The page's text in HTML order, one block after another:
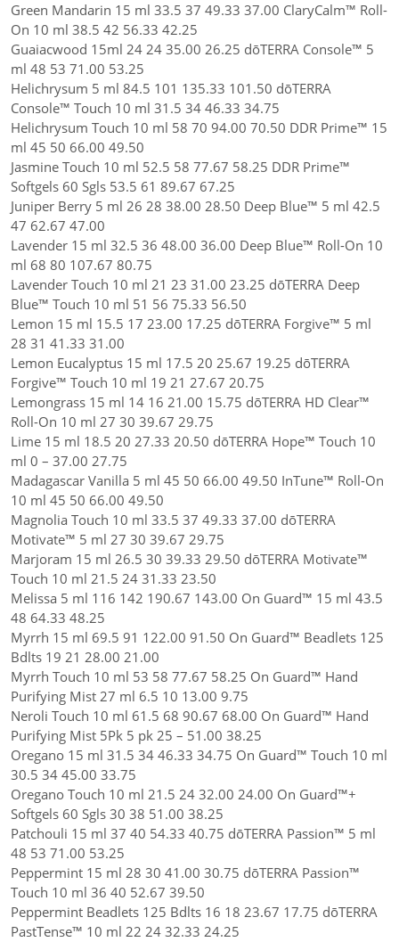
Green Mandarin 15 ml 33.5 37 49.33 37.00 ClaryCalm™ Roll-
On 10 ml 38.5 42 56.33 42.25
Guaiacwood 15ml 24 24 35.00 26.25 dōTERRA Console™ 5
ml 48 53 71.00 53.25
Helichrysum 5 ml 84.5 101 135.33 101.50 dōTERRA
Console™ Touch 10 ml 31.5 34 46.33 34.75
Helichrysum Touch 10 ml 58 70 94.00 70.50 DDR Prime™ 15
ml 45 50 66.00 49.50
Jasmine Touch 10 ml 52.5 58 77.67 58.25 DDR Prime™
Softgels 60 Sgls 53.5 61 89.67 67.25
Juniper Berry 5 ml 26 28 38.00 28.50 Deep Blue™ 5 ml 42.5
47 62.67 47.00
Lavender 15 ml 32.5 36 48.00 36.00 Deep Blue™ Roll-On 10
ml 68 80 107.67 80.75
Lavender Touch 10 ml 21 23 31.00 23.25 dōTERRA Deep
Blue™ Touch 10 ml 51 56 75.33 56.50
Lemon 15 ml 15.5 17 23.00 17.25 dōTERRA Forgive™ 5 ml
28 31 41.33 31.00
Lemon Eucalyptus 15 ml 17.5 20 25.67 19.25 dōTERRA
Forgive™ Touch 10 ml 19 21 27.67 20.75
Lemongrass 15 ml 14 16 21.00 15.75 dōTERRA HD Clear™
Roll-On 10 ml 27 30 39.67 29.75
Lime 15 ml 18.5 20 27.33 20.50 dōTERRA Hope™ Touch 10
ml 0 – 37.00 27.75
Madagascar Vanilla 5 ml 45 50 66.00 49.50 InTune™ Roll-On
10 ml 45 50 66.00 49.50
Magnolia Touch 10 ml 33.5 37 49.33 37.00 dōTERRA
Motivate™ 5 ml 27 30 39.67 29.75
Marjoram 15 ml 26.5 30 39.33 29.50 dōTERRA Motivate™
Touch 10 ml 21.5 24 31.33 23.50
Melissa 5 ml 116 142 190.67 143.00 On Guard™ 15 ml 43.5
48 64.33 48.25
Myrrh 15 ml 69.5 91 122.00 91.50 On Guard™ Beadlets 125
Bdlts 19 21 28.00 21.00
Myrrh Touch 10 ml 53 58 77.67 58.25 On Guard™ Hand
Purifying Mist 27 ml 6.5 10 13.00 9.75
Neroli Touch 10 ml 61.5 68 90.67 68.00 On Guard™ Hand
Purifying Mist 5Pk 5 pk 25 – 51.00 38.25
Oregano 15 ml 31.5 34 46.33 34.75 On Guard™ Touch 10 ml
30.5 34 45.00 33.75
Oregano Touch 10 ml 21.5 24 32.00 24.00 On Guard™+
Softgels 60 Sgls 30 38 51.00 38.25
Patchouli 15 ml 37 40 54.33 40.75 dōTERRA Passion™ 5 ml
48 53 71.00 53.25
Peppermint 15 ml 28 30 41.00 30.75 dōTERRA Passion™
Touch 10 ml 36 40 52.67 39.50
Peppermint Beadlets 125 Bdlts 16 18 23.67 17.75 dōTERRA
PastTense™ 10 ml 22 24 32.33 24.25